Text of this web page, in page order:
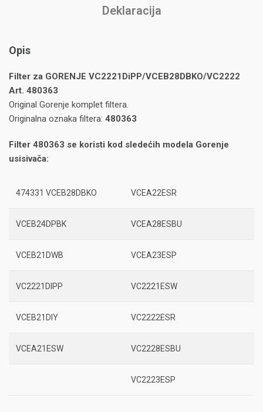
Deklaracija
Opis
Filter za GORENJE VC2221DiPP/VCEB28DBKO/VC2222
Art. 480363
Original Gorenje komplet filtera.
Originalna oznaka filtera: 480363
Filter 480363 se koristi kod sledećih modela Gorenje
usisivača:
474331 VCEB28DBKO VCEA22ESR
VCEB24DPBK VCEA28ESBU
VCEB21DWB VCEA23ESP
VC2221DIPP VC2221ESW
VCEB21DIY VC2222ESR
VCEA21ESW VC2228ESBU
VC2223ESP